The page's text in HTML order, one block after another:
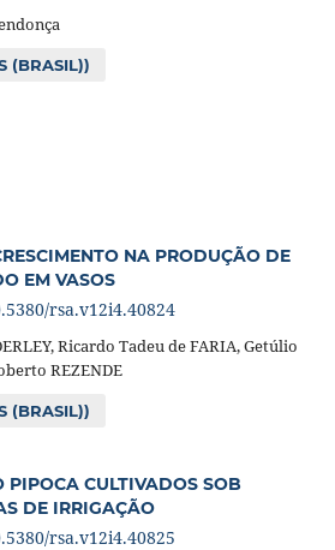
(BRASIL))
NA PRODUÇÃO DE
EM VASOS
rsa.v12i4.40824
Ricardo Tadeu de FARIA, Getúlio
REZENDE
(BRASIL))
PIPOCA CULTIVADOS SOB
DE IRRIGAÇÃO
rsa.v12i4.40825